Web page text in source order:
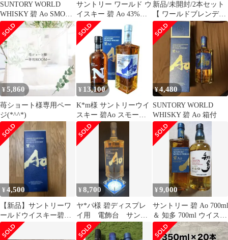
SUNTORY WORLD
WHISKY 碧 Ao SMOKY
PLEASURE
サントリー ワールド ウ
イスキー 碧 Ao 43%
700ml x 2本セット
新品/未開封/2本セット
【 ワールドブレンデッ
ドウイスキー 碧AO】
¥5,860
苺ショート様専用ペー
ジ(*^^*)
¥ 13,100
K*m様 サントリーウイ
スキー 碧Ao スモーキ
ープレジャー 他 ニッカ
フロンテ
¥4,480
SUNTORY WORLD
WHISKY 碧 Ao 箱付
¥4,500
【新品】サントリーワ
ールドウイスキー碧Ａ
Ｏ
¥8,700
ヤ*パ様 碧ディスプレ
イ用 電飾台 サント
リー ウィスキー AO
碧 一本
¥9,000
サントリー 碧 Ao 700ml
＆ 知多 700ml ウイスキ
ー 2本セット